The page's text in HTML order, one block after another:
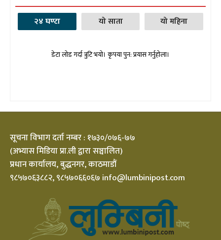
२४ घण्टा यो साता यो महिना
डेटा लोड गर्दा त्रुटि भयो। कृपया पुन: प्रयास गर्नुहोला।
सूचना विभाग दर्ता नम्बर : १७३०/०७६-७७
(अभ्यास मिडिया प्रा.ली द्वारा सञ्चालित)
प्रधान कार्यालय, बुद्धनगर, काठमाडौं
९८५७०६३८८२, ९८५७०६६०६७ info@lumbinipost.com